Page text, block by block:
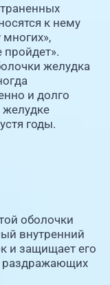
к нему
многих»,
пройдет».
желудка
и долго
желудке
годы.
оболочки
внутренний
и защищает его
раздражающих